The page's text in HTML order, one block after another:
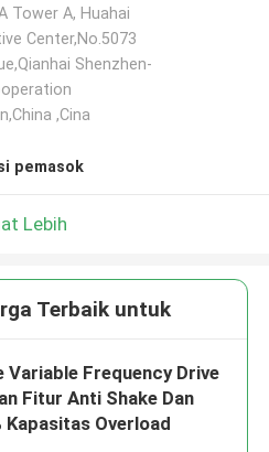
Tower A, Huahai
Center,No.5073
Shenzhen-
,Cina
pemasok
Lebih
Terbaik untuk
Variable Frequency Drive
Fitur Anti Shake Dan
Kapasitas Overload